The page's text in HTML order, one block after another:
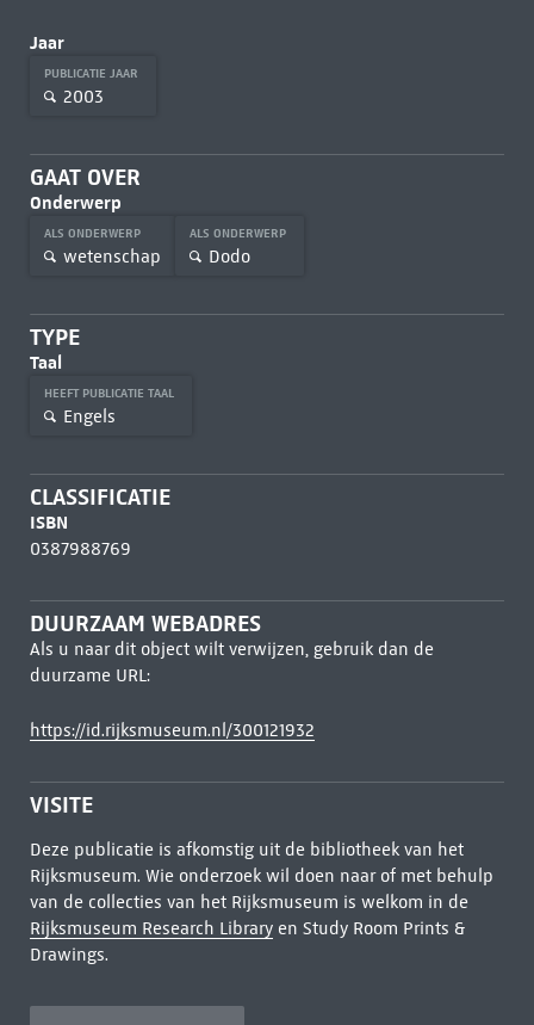
Jaar
PUBLICATIE JAAR
2003
GAAT OVER
Onderwerp
ALS ONDERWERP
wetenschap
ALS ONDERWERP
Dodo
TYPE
Taal
HEEFT PUBLICATIE TAAL
Engels
CLASSIFICATIE
ISBN
0387988769
DUURZAAM WEBADRES
Als u naar dit object wilt verwijzen, gebruik dan de
duurzame URL:
https://id.rijksmuseum.nl/300121932
VISITE
Deze publicatie is afkomstig uit de bibliotheek van het
Rijksmuseum. Wie onderzoek wil doen naar of met behulp
van de collecties van het Rijksmuseum is welkom in de
Rijksmuseum Research Libraryen Study Room Prints &
Drawings.